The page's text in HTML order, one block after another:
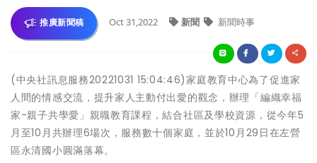
推廣新聞稿 Oct 31,2022 新聞 新聞時事
(中央社訊息服務20221031 15:04:46)家庭教育中心為了促進家
人間的情感交流，提升家人主動付出愛的觀念，辦理「編織幸福
家-親子共學愛」親職教育課程，結合社區及學校資源，從今年5
月至10月共辦理6場次，服務數十個家庭，並於10月29日在左營
區永清國小圓滿落幕。